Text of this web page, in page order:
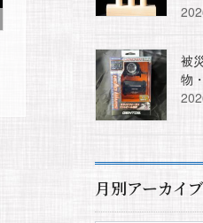
被
物
月別アーカイブ